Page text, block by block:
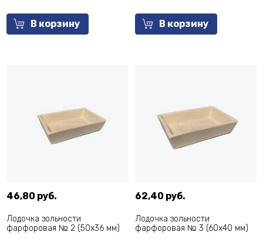
В корзину В корзину
46,80 руб.
Лодочка зольности
фарфоровая № 2 (50х36 мм)
62,40 руб.
Лодочка зольности
фарфоровая № 3 (60х40 мм)